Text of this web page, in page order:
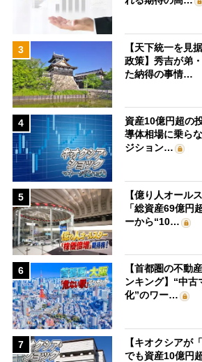
3
【天下統一を見
政策】秀吉が弟
た納得の事情…
4
資産10億円超の
導体相場に乗ら
ジション…
5
【億り人オール
「総資産69億円
ーから“10…
6
【首都圏の不動
ンキング】“中古
化”のワー…
7
【キオクシアが
でも資産10億円